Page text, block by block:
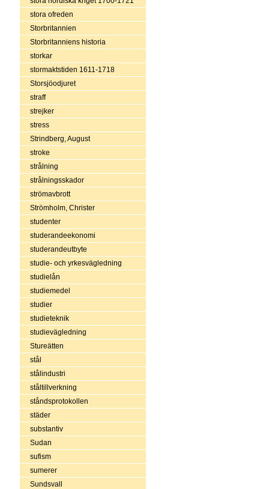
stora ofreden
Storbritannien
Storbritanniens historia
storkar
stormaktstiden 1611-1718
Storsjöodjuret
straff
strejker
stress
Strindberg, August
stroke
strålning
strålningsskador
strömavbrott
Strömholm, Christer
studenter
studerandeekonomi
studerandeutbyte
studie- och yrkesvägledning
studielån
studiemedel
studier
studieteknik
studievägledning
Stureätten
stål
stålindustri
ståltillverkning
ståndsprotokollen
städer
substantiv
Sudan
sufism
sumerer
Sundsvall